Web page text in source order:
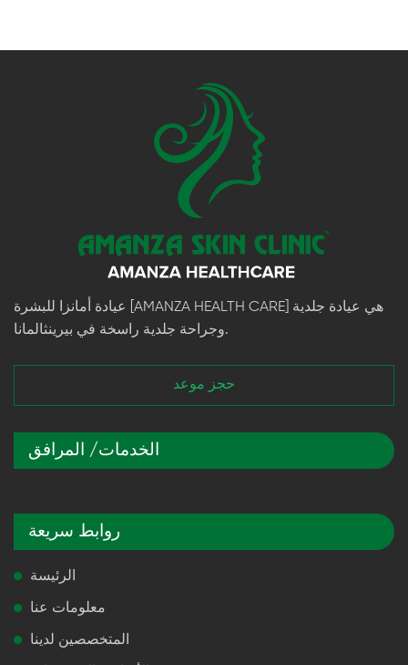
عيادة أمانزا للبشرة [AMANZA HEALTH CARE] هي عيادة جلدية
وجراحة جلدية راسخة في بيرينثالمانا.
حجز موعد
الخدمات/ المرافق
روابط سريعة
الرئيسة
معلومات عنا
المتخصصين لدينا